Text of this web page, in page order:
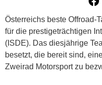
Österreichs beste Offroad-
für die prestigeträchtigen
(ISDE). Das diesjährige
besetzt, die bereit sind,
Zweirad Motorsport zu